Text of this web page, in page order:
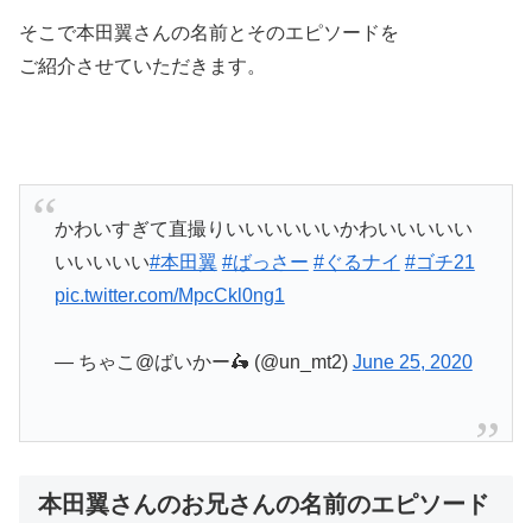
そこで本田翼さんの名前とそのエピソードを
ご紹介させていただきます。
かわいすぎて直撮りいいいいいいかわいいいいい
いいいいい#本田翼 #ばっさー #ぐるナイ #ゴチ21
pic.twitter.com/MpcCkl0ng1
— ちゃこ@ばいかー🛵 (@un_mt2) June 25, 2020
本田翼さんのお兄さんの名前のエピソード